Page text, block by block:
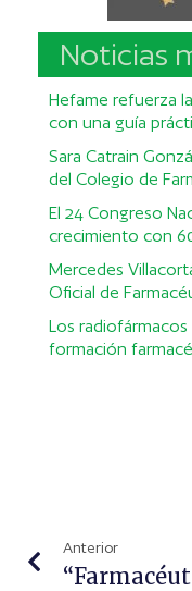
Noticias
Hefame refuerza
con una guía
Sara Catrain
del Colegio de
El 24 Congreso
crecimiento con
Mercedes
Oficial de
Los
formación
Anterior